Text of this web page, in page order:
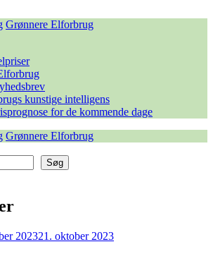
Grønnere Elforbrug
kunstige intelligens
for de kommende dage
Grønnere Elforbrug
Søg
202321. oktober 2023